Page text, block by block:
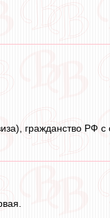
гражданство РФ